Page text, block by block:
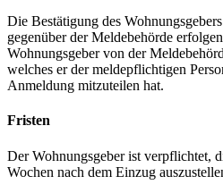
Die Bestätigung des
gegenüber der Meldebehörde
Wohnungsgeber von der
welches er der meldepflichtigen
Anmeldung mitzuteilen hat.
Fristen
Der Wohnungsgeber ist verpflichtet,
Wochen nach dem Einzug